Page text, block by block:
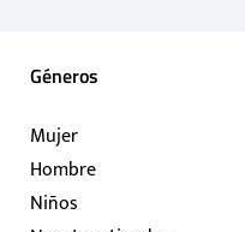
Géneros
Mujer
Hombre
Niños